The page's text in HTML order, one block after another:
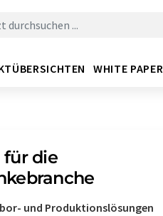
WHITE PAPER
für die
und Produktionslösungen